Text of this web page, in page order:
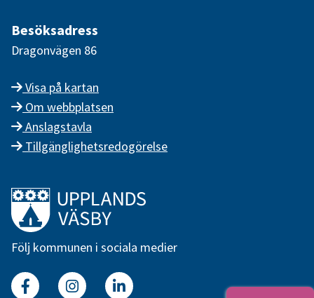
Besöksadress
Dragonvägen 86
Visa på kartan
Om webbplatsen
Anslagstavla
Tillgänglighetsredogörelse
Länk till startsidan
Följ kommunen i sociala medier